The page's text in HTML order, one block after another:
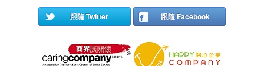
跟隨 Twitter 跟隨 Facebook